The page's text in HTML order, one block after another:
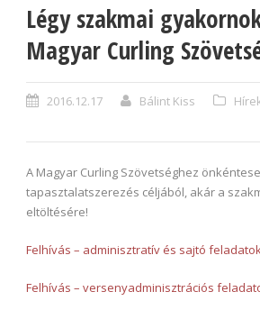
Légy szakmai
Magyar Curling
2016.12.17 Bálint Kiss
A Magyar Curling Szövetséghez
tapasztalatszerezés céljából, akár a
eltöltésére!
Felhívás – adminisztratív és sajtó
Felhívás – versenyadminisztrációs